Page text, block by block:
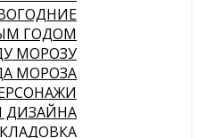
ГОДОМ
МОРОЗУ
МОРОЗА
ДИЗАЙНА
КЛАДОВКА